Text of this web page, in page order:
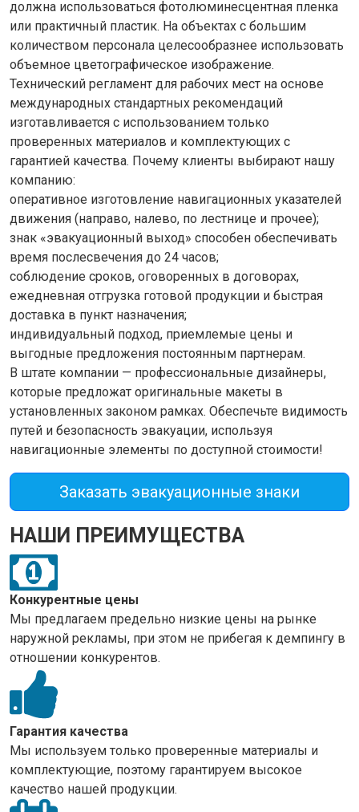
должна использоваться фотолюминесцентная пленка
или практичный пластик. На объектах с большим
количеством персонала целесообразнее использовать
объемное цветографическое изображение.
Технический регламент для рабочих мест на основе
международных стандартных рекомендаций
изготавливается с использованием только
проверенных материалов и комплектующих с
гарантией качества. Почему клиенты выбирают нашу
компанию:
оперативное изготовление навигационных указателей
движения (направо, налево, по лестнице и прочее);
знак «эвакуационный выход» способен обеспечивать
время послесвечения до 24 часов;
соблюдение сроков, оговоренных в договорах,
ежедневная отгрузка готовой продукции и быстрая
доставка в пункт назначения;
индивидуальный подход, приемлемые цены и
выгодные предложения постоянным партнерам.
В штате компании — профессиональные дизайнеры,
которые предложат оригинальные макеты в
установленных законом рамках. Обеспечьте видимость
путей и безопасность эвакуации, используя
навигационные элементы по доступной стоимости!
Заказать эвакуационные знаки
НАШИ ПРЕИМУЩЕСТВА
Конкурентные цены
Мы предлагаем предельно низкие цены на рынке
наружной рекламы, при этом не прибегая к демпингу в
отношении конкурентов.
Гарантия качества
Мы используем только проверенные материалы и
комплектующие, поэтому гарантируем высокое
качество нашей продукции.